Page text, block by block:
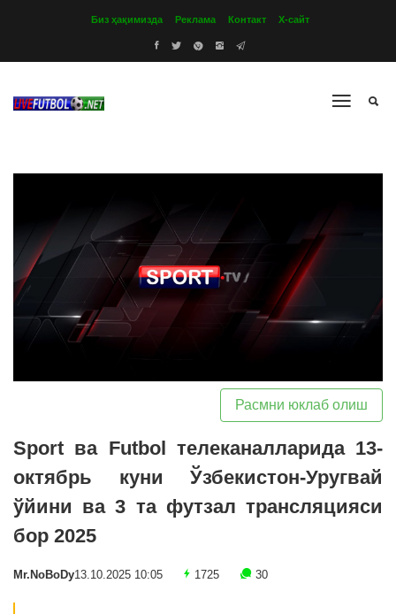
Биз ҳақимизда Реклама Контакт Х-сайт
Расмни юклаб олиш
Sport ва Futbol телеканалларида 13-
октябрь куни Ўзбекистон-Уругвай
ўйини ва 3 та футзал трансляцияси
бор 2025
Mr.NoBoDy13.10.2025 10:05 1725 30